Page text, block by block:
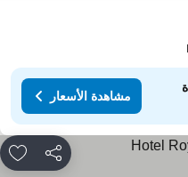
مشاهدة الأسعار
مشاركة